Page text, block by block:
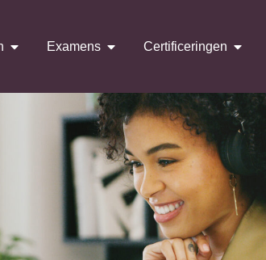
Examens Certificeringen